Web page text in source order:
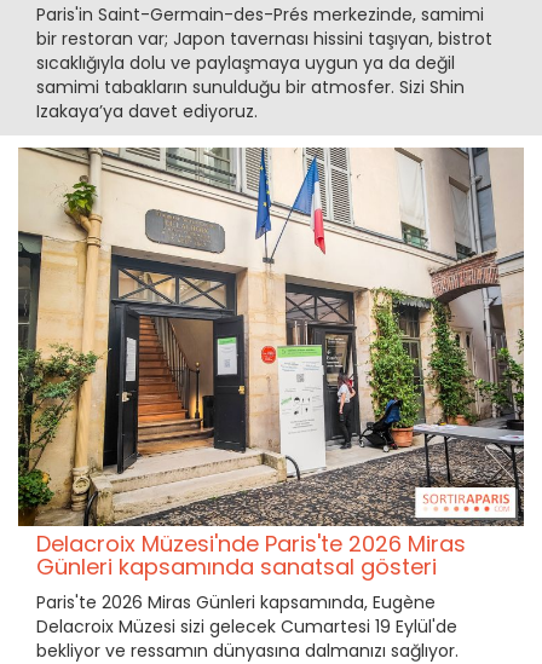
Paris'in Saint-Germain-des-Prés merkezinde, samimi
bir restoran var; Japon tavernası hissini taşıyan, bistrot
sıcaklığıyla dolu ve paylaşmaya uygun ya da değil
samimi tabakların sunulduğu bir atmosfer. Sizi Shin
Izakaya’ya davet ediyoruz.
Delacroix Müzesi'nde Paris'te 2026 Miras
Günleri kapsamında sanatsal gösteri
Paris'te 2026 Miras Günleri kapsamında, Eugène
Delacroix Müzesi sizi gelecek Cumartesi 19 Eylül'de
bekliyor ve ressamın dünyasına dalmanızı sağlıyor.